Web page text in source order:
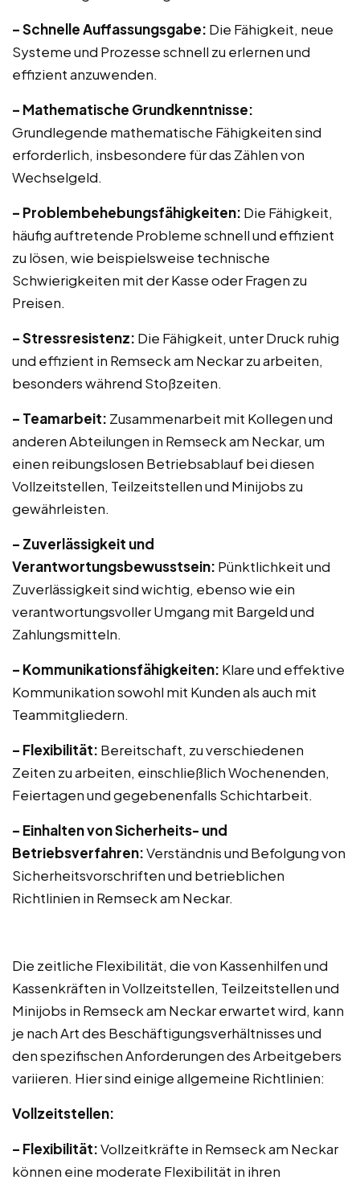
– Schnelle Auffassungsgabe: Die Fähigkeit, neue
Systeme und Prozesse schnell zu erlernen und
effizient anzuwenden.
– Mathematische Grundkenntnisse:
Grundlegende mathematische Fähigkeiten sind
erforderlich, insbesondere für das Zählen von
Wechselgeld.
– Problembehebungsfähigkeiten: Die Fähigkeit,
häufig auftretende Probleme schnell und effizient
zu lösen, wie beispielsweise technische
Schwierigkeiten mit der Kasse oder Fragen zu
Preisen.
– Stressresistenz: Die Fähigkeit, unter Druck ruhig
und effizient in Remseck am Neckar zu arbeiten,
besonders während Stoßzeiten.
– Teamarbeit: Zusammenarbeit mit Kollegen und
anderen Abteilungen in Remseck am Neckar, um
einen reibungslosen Betriebsablauf bei diesen
Vollzeitstellen, Teilzeitstellen und Minijobs zu
gewährleisten.
– Zuverlässigkeit und
Verantwortungsbewusstsein: Pünktlichkeit und
Zuverlässigkeit sind wichtig, ebenso wie ein
verantwortungsvoller Umgang mit Bargeld und
Zahlungsmitteln.
– Kommunikationsfähigkeiten: Klare und effektive
Kommunikation sowohl mit Kunden als auch mit
Teammitgliedern.
– Flexibilität: Bereitschaft, zu verschiedenen
Zeiten zu arbeiten, einschließlich Wochenenden,
Feiertagen und gegebenenfalls Schichtarbeit.
– Einhalten von Sicherheits- und
Betriebsverfahren:Verständnis und Befolgung von
Sicherheitsvorschriften und betrieblichen
Richtlinien in Remseck am Neckar.
Die zeitliche Flexibilität, die von Kassenhilfen und
Kassenkräften in Vollzeitstellen, Teilzeitstellen und
Minijobs in Remseck am Neckar erwartet wird, kann
je nach Art des Beschäftigungsverhältnisses und
den spezifischen Anforderungen des Arbeitgebers
variieren. Hier sind einige allgemeine Richtlinien:
Vollzeitstellen:
– Flexibilität:Vollzeitkräfte in Remseck am Neckar
können eine moderate Flexibilität in ihren